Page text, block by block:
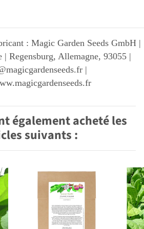
: Magic Garden Seeds GmbH |
| Regensburg, Allemagne, 93055 |
|
également acheté les
suivants :